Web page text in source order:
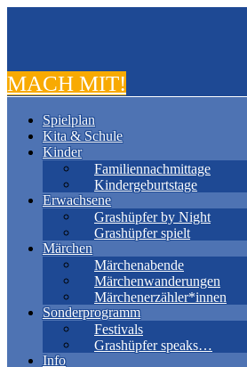
MACH MIT!
Spielplan
Kita & Schule
Kinder
Familiennachmittage
Kindergeburtstage
Erwachsene
Grashüpfer by Night
Grashüpfer spielt
Märchen
Märchenabende
Märchenwanderungen
Märchenerzähler*innen
Sonderprogramm
Festivals
Grashüpfer speaks…
Info